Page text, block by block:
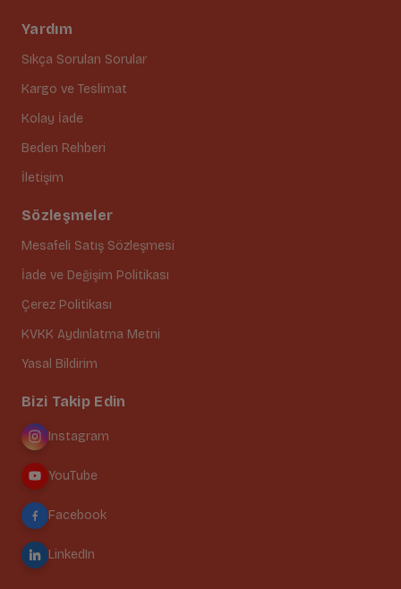
Yardım
Sıkça Sorulan Sorular
Kargo ve Teslimat
Kolay İade
Beden Rehberi
İletişim
Sözleşmeler
Mesafeli Satış Sözleşmesi
İade ve Değişim Politikası
Çerez Politikası
KVKK Aydınlatma Metni
Yasal Bildirim
Bizi Takip Edin
Instagram
YouTube
Facebook
LinkedIn